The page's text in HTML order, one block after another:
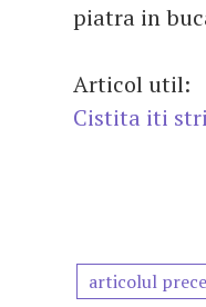
piatra in
Articol util:
Cistita iti
articolul